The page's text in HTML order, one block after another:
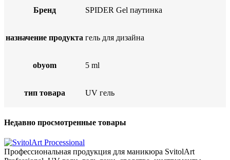
Бренд SPIDER Gel паутинка
назначение продукта гель для дизайна
obyom 5 ml
тип товара UV гель
Недавно просмотренные товары
Профессиональная продукция для маникюра SvitolArt